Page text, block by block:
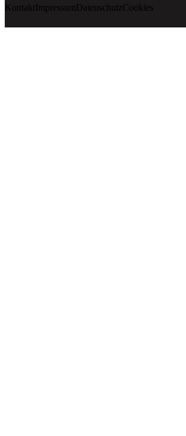
Kontakt ImpressumDatenschutzCookies